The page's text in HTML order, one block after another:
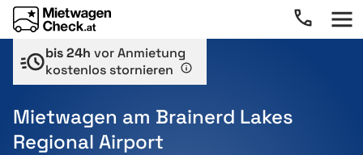
bis 24h vor Anmietung
kostenlos stornieren
Mietwagen am Brainerd Lakes
Regional Airport